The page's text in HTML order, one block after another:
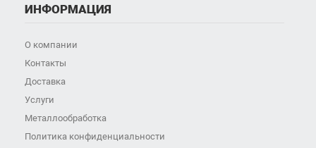
ИНФОРМАЦИЯ
О компании
Контакты
Доставка
Услуги
Металлообработка
Политика конфиденциальности